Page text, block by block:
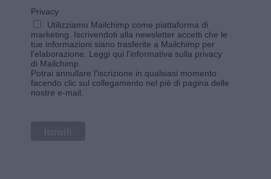
Privacy
Utilizziamo Mailchimp come piattaforma di
marketing. Iscrivendoti alla newsletter accetti che le
tue informazioni siano trasferite a Mailchimp per
l'elaborazione. Leggi qui l'informativa sulla privacy
di Mailchimp
Potrai annullare l'iscrizione in qualsiasi momento
facendo clic sul collegamento nel piè di pagina delle
nostre e-mail.